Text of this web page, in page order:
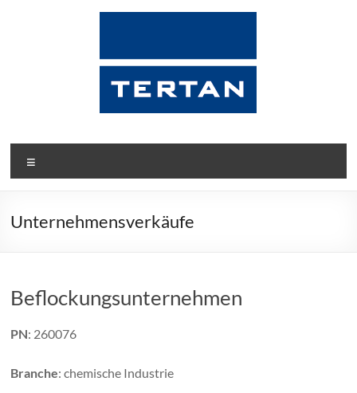
Tertan
Die
Insolvenzdienstleister
Unternehmensverkäufe
Beflockungsunternehmen
PN: 260076
Branche: chemische Industrie